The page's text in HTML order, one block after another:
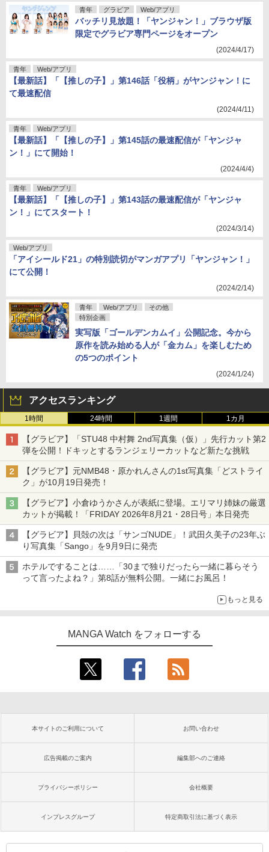
青年 グラビア Web/アプリ
バッチリ見放題！「ヤンジャン！」ブラウザ版
限定でグラビア専門ページをオープン
(2024/4/17)
青年 Web/アプリ
【最新話】「【推しの子】」第146話「役柄」がヤンジャン！に
て最速配信
(2024/4/11)
青年 Web/アプリ
【最新話】「【推しの子】」第145話の最速配信が「ヤンジャ
ン！」にて開始！
(2024/4/4)
青年 Web/アプリ
【最新話】「【推しの子】」第143話の最速配信が「ヤンジャ
ン！」にてスタート！
(2024/3/14)
Web/アプリ
「アイシールド21」の特別読切がマンガアプリ「ヤンジャン！」
にて公開！
(2024/2/14)
青年 Web/アプリ
その他
特別企画
実写版「ゴールデンカムイ」公開記念。今から
原作を読み始める人が「金カム」を楽しむため
の5つのポイント
(2024/1/24)
アクセスランキング
1時間 24時間 1週間 1カ月
【グラビア】「STU48 中村舞 2nd写真集（仮）」先行カット第2
弾を公開！ドキッとするランジェリーカットなど新たな挑戦
【グラビア】元NMB48・原かれんさんの1st写真集「どストライ
ク」が10月19日発売！
【グラビア】小倉ゆうかさんが表紙に登場。エリマリ姉妹の厳選
カットが掲載！「FRIDAY 2026年8⽉21・28日号」本日発売
【グラビア】貝殻の次は「サンゴNUDE」！武田久美子の23年ぶ
り写真集「Sango」を9月9日に発売
ホテルですることは……「30まで独りだったら一緒に暮らそう
って言ったよね？」第8話が無料公開。一緒にお風呂！
もっと見る
MANGA Watch をフォローする
本サイトのご利用について お問い合わせ
広告掲載のご案内 編集部へのご連絡
プライバシーポリシー 会社概要
インプレスグループ 特定商取引法に基づく表示